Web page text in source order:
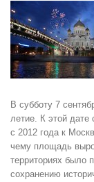
В субботу 7
летие. К этой дате
с 2012 года к
чему площадь
территориях было
сохранению